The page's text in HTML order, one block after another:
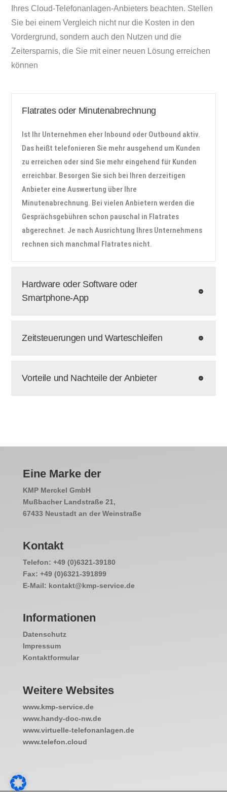
Ihres Cloud-Telefonanlagen-Anbieters beachten. Stellen
Sie bei einem Vergleich nicht nur die Kosten in den
Vordergrund, sondern auch den Nutzen und die
Zeitersparnis, die Sie mit einer neuen Lösung erreichen
können
Flatrates oder Minutenabrechnung
Ist Ihr Unternehmen eher Inbound oder Outbound aktiv.
Das heißt telefonieren Sie mehr ausgehend um Kunden
zu erreichen oder sind Sie mehr eingehend für Kunden
erreichbar. Besorgen Sie sich bei Ihren derzeitigen
Anbieter eine Auswertung über Ihre
Minutenabrechnung. Bei vielen Anbietern werden die
Gesprächsgebühren schon pauschal in Flatrates
abgerechnet. Je nach Ausrichtung Ihres Unternehmens
rechnen sich manchmal Flatrates nicht.
Hardware oder Software oder
Smartphone-App
Zeitsteuerungen und Warteschleifen
Vorteile und Nachteile der Anbieter
Eine Marke der
KMP Merckel GmbH
Mußbacher Landstraße 21,
67433 Neustadt an der Weinstraße
Kontakt
Telefon: +49 (0)6321-39180
Fax: +49 (0)6321-391899
E-Mail: kontakt@kmp-service.de
Informationen
Datenschutz
Impressum
Kontaktformular
Weitere Websites
www.kmp-service.de
www.handy-doc-nw.de
www.virtuelle-telefonanlagen.de
www.telefon.cloud